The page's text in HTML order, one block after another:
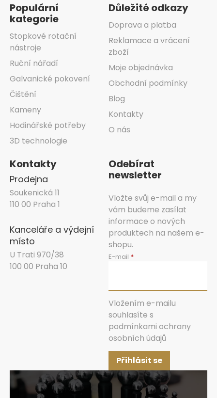
Populární
kategorie
Stopkové rotační
nástroje
Ruční nářadí
Galvanické pokovení
Čištění
Kameny
Hodinářské potřeby
3D technologie
Důležité odkazy
Doprava a platba
Reklamace a vrácení
zboží
Moje objednávka
Obchodní podmínky
Blog
Kontakty
O nás
Kontakty
Prodejna
Soukenická 11
110 00 Praha 1
Kanceláře a výdejní
místo
U Trati 970/38
100 00 Praha 10
Odebírat
newsletter
Vložte svůj e-mail a my
vám budeme zasílat
informace o nových
produktech na našem e-
shopu.
E-mail
Vložením e-mailu
souhlasíte s
podmínkami ochrany
osobních údajů
Přihlásit se